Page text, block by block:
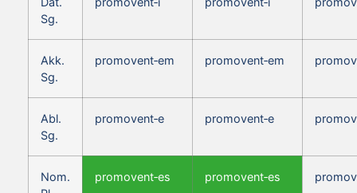
Sg.
Akk.
Sg.
promovent‑em promovent‑em
Abl.
Sg.
promovent‑e promovent‑e
Nom.
promovent‑es promovent‑es